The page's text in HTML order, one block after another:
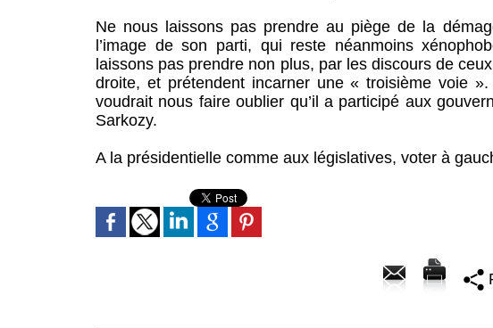
Ne nous laissons pas prendre au piège de la
l’image de son parti, qui reste néanmoins
laissons pas prendre non plus, par les discours de
droite, et prétendent incarner une « troisième voie
voudrait nous faire oublier qu’il a participé aux
Sarkozy.
A la présidentielle comme aux législatives, voter à